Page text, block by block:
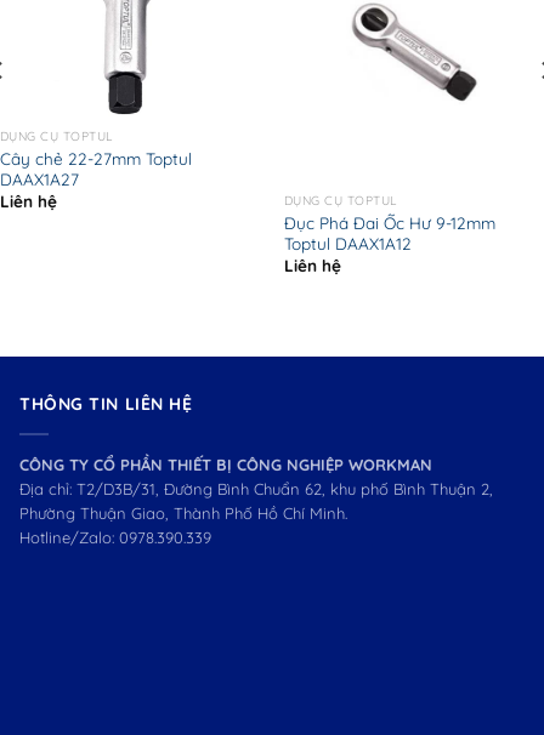
DỤNG CỤ TOPTUL
Cây chẻ 22-27mm Toptul
DAAX1A27
Liên hệ
DỤNG CỤ TOPTUL
Đục Phá Đai Ốc Hư 9-12mm
Toptul DAAX1A12
Liên hệ
THÔNG TIN LIÊN HỆ
CÔNG TY CỔ PHẦN THIẾT BỊ CÔNG NGHIỆP WORKMAN
Địa chỉ: T2/D3B/31, Đường Bình Chuẩn 62, khu phố Bình Thuận 2,
Phường Thuận Giao, Thành Phố Hồ Chí Minh.
Hotline/Zalo: 0978.390.339